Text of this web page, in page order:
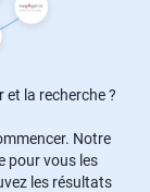
et la recherche ?
Notre
pour vous les
les résultats